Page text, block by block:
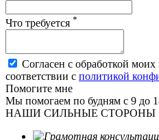
Что требуется *
Согласен с обработкой
соответствии с политикой
Помогите мне
Мы помогаем по будням с 9 до
НАШИ СИЛЬНЫЕ СТОРОНЫ